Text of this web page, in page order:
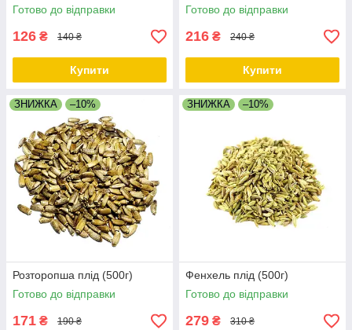
Готово до відправки
126 ₴ 140 ₴
Купити
Готово до відправки
216 ₴ 240 ₴
Купити
ЗНИЖКА –10%
Розторопша плід (500г)
Готово до відправки
171 ₴ 190 ₴
ЗНИЖКА –10%
Фенхель плід (500г)
Готово до відправки
279 ₴ 310 ₴